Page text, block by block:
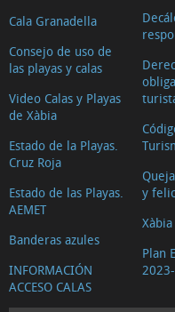
Cala Granadella
Consejo de uso de
las playas y calas
Video Calas y Playas
de Xàbia
Estado de la Playas.
Cruz Roja
Estado de las Playas.
AEMET
Banderas azules
INFORMACIÓN
ACCESO CALAS
y
Plan